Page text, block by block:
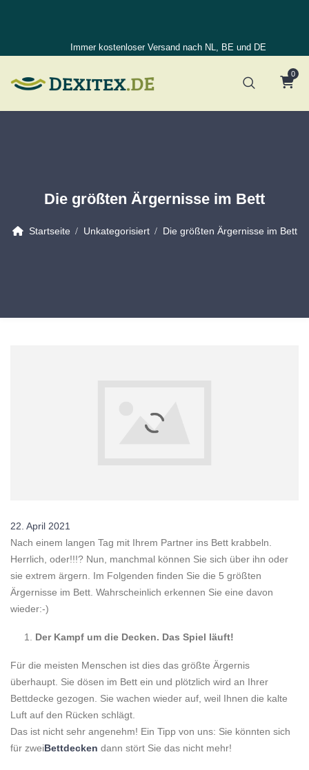
Immer kostenloser Versand nach NL, BE und DE
0
Die größten Ärgernisse im Bett
Startseite Unkategorisiert Die größten Ärgernisse im Bett
22. April 2021
Nach einem langen Tag mit Ihrem Partner ins Bett krabbeln.
Herrlich, oder!!!? Nun, manchmal können Sie sich über ihn oder
sie extrem ärgern. Im Folgenden finden Sie die 5 größten
Ärgernisse im Bett. Wahrscheinlich erkennen Sie eine davon
wieder:-)
Der Kampf um die Decken. Das Spiel läuft!
Für die meisten Menschen ist dies das größte Ärgernis
überhaupt. Sie dösen im Bett ein und plötzlich wird an Ihrer
Bettdecke gezogen. Sie wachen wieder auf, weil Ihnen die kalte
Luft auf den Rücken schlägt.
Das ist nicht sehr angenehm! Ein Tipp von uns: Sie könnten sich
für zweiBettdecken dann stört Sie das nicht mehr!